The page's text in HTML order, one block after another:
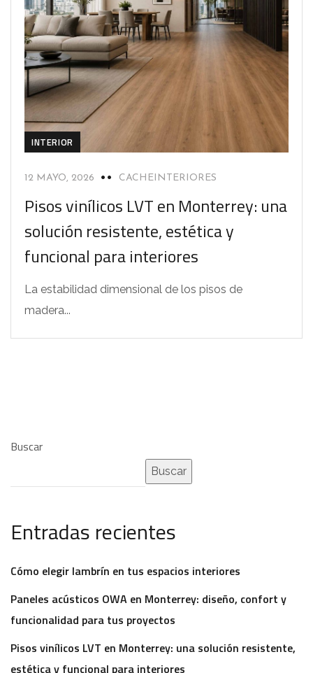
INTERIOR
12 MAYO, 2026 CACHEINTERIORES
Pisos vinílicos LVT en Monterrey: una
solución resistente, estética y
funcional para interiores
La estabilidad dimensional de los pisos de
madera...
Buscar
Buscar
Entradas recientes
Cómo elegir lambrín en tus espacios interiores
Paneles acústicos OWA en Monterrey: diseño, confort y
funcionalidad para tus proyectos
Pisos vinílicos LVT en Monterrey: una solución resistente,
estética y funcional para interiores